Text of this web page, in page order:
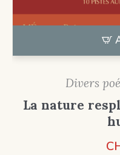
Divers
La nature